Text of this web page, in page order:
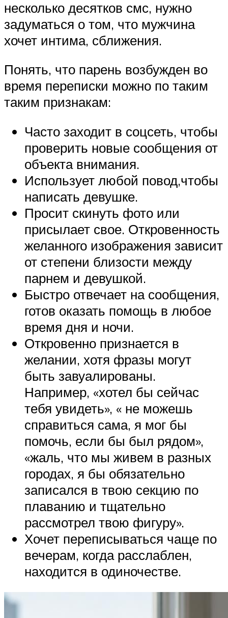
несколько десятков смс, нужно
задуматься о том, что мужчина
хочет интима, сближения.
Понять, что парень возбужден во
время переписки можно по таким
таким признакам:
Часто заходит в соцсеть, чтобы
проверить новые сообщения от
объекта внимания.
Использует любой повод,чтобы
написать девушке.
Просит скинуть фото или
присылает свое. Откровенность
желанного изображения зависит
от степени близости между
парнем и девушкой.
Быстро отвечает на сообщения,
готов оказать помощь в любое
время дня и ночи.
Откровенно признается в
желании, хотя фразы могут
быть завуалированы.
Например, «хотел бы сейчас
тебя увидеть», « не можешь
справиться сама, я мог бы
помочь, если бы был рядом»,
«жаль, что мы живем в разных
городах, я бы обязательно
записался в твою секцию по
плаванию и тщательно
рассмотрел твою фигуру».
Хочет переписываться чаще по
вечерам, когда расслаблен,
находится в одиночестве.